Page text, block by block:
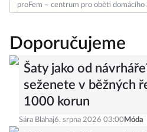
proFem – centrum pro oběti domácího
Doporučujeme
Šaty jako od
seženete v běžných
1000 korun
Sára Blahaj6. srpna 2026 03:00 Móda